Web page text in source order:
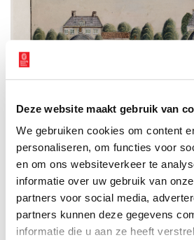
Deze website maakt gebruik van
We gebruiken cookies om content
personaliseren, om functies voor
en om ons websiteverkeer te
informatie over uw gebruik van
partners voor social media,
partners kunnen deze gegevens
informatie die u aan ze heeft
Achter de theekoepels aan de Amstel staat in
Of zoals de titel destijds luidde: ‘Hofsteede
Els en dHr. Blok’. De prent dateert uit 1726.
Provinciale Atlas, Noord-Hollands Archief.
Amstel uit de gratie
Maar, zo vervolgt Van Schaik in zijn